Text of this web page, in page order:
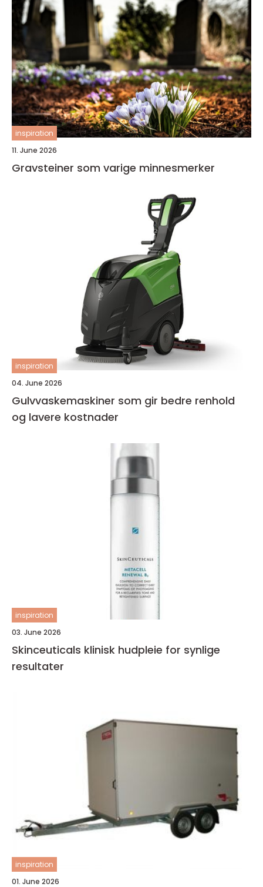
inspiration
11. June 2026
Gravsteiner som varige minnesmerker
inspiration
04. June 2026
Gulvvaskemaskiner som gir bedre renhold
og lavere kostnader
inspiration
03. June 2026
Skinceuticals klinisk hudpleie for synlige
resultater
inspiration
01. June 2026